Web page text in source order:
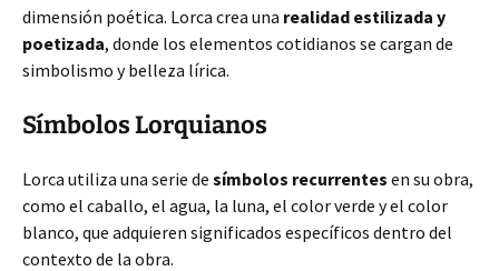
dimensión poética. Lorca crea una realidad estilizada y
poetizada, donde los elementos cotidianos se cargan de
simbolismo y belleza lírica.
Símbolos Lorquianos
Lorca utiliza una serie de símbolos recurrentes en su obra,
como el caballo, el agua, la luna, el color verde y el color
blanco, que adquieren significados específicos dentro del
contexto de la obra.